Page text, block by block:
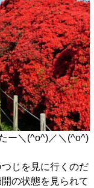
ー＼(^o^)／＼(^o^)
じを見に行くのだ
の状態を見られて